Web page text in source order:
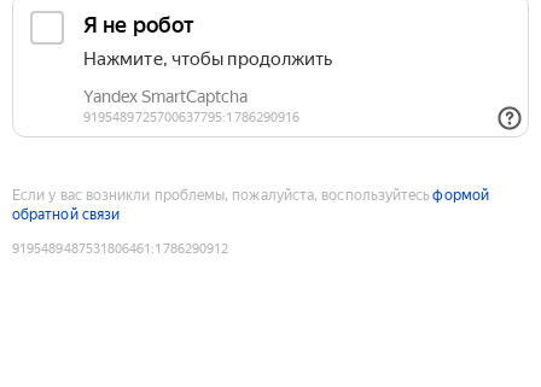
Если у вас возникли проблемы, пожалуйста, воспользуйтесьформой
обратной связи
9195489487531806461 :1786290912